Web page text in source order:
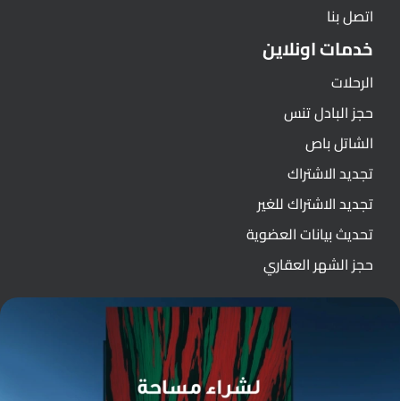
اتصل بنا
خدمات اونلاين
الرحلات
حجز البادل تنس
الشاتل باص
تجديد الاشتراك
تجديد الاشتراك للغير
تحديث بيانات العضوية
حجز الشهر العقاري